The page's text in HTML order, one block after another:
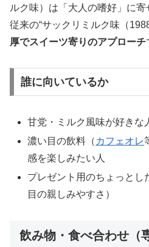
ルク味）は「大人の嗜好」に寄
従来の“サックリミルク味（
厚でスイーツ寄りのアプローチ
誰に向いているか
甘党・ミルク風味が好きな
濃い目の飲料（ カフェオレ
感を楽しみたい人
プレゼント用のちょっとし
目の親しみやすさ）
飲み物・食べ合わせ（